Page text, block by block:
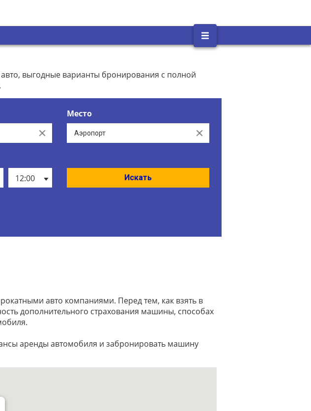
выгодные варианты бронирования с полной
Clear
Место
Clear
12:00
Искать
авто компаниями. Перед тем, как взять в
дополнительного страхования машины, способах
аренды автомобиля и забронировать машину